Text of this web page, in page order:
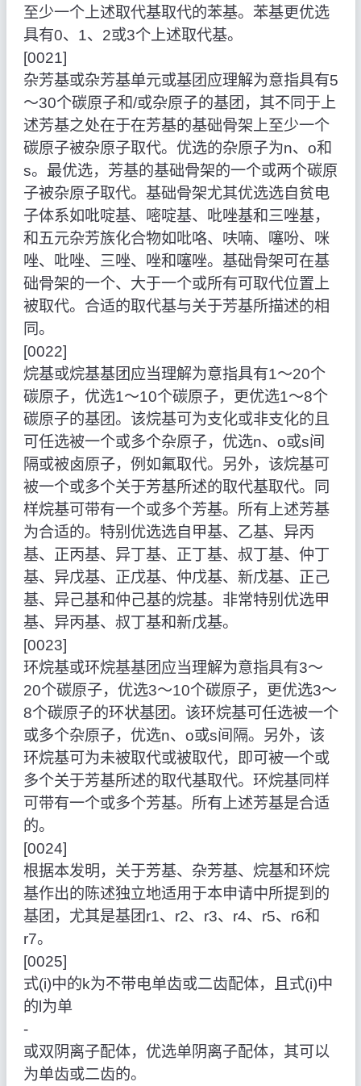
至少一个上述取代基取代的苯基。苯基更优选
具有0、1、2或3个上述取代基。
[0021]
杂芳基或杂芳基单元或基团应理解为意指具有5
～30个碳原子和/或杂原子的基团，其不同于上
述芳基之处在于在芳基的基础骨架上至少一个
碳原子被杂原子取代。优选的杂原子为n、o和
s。最优选，芳基的基础骨架的一个或两个碳原
子被杂原子取代。基础骨架尤其优选选自贫电
子体系如吡啶基、嘧啶基、吡唑基和三唑基，
和五元杂芳族化合物如吡咯、呋喃、噻吩、咪
唑、吡唑、三唑、唑和噻唑。基础骨架可在基
础骨架的一个、大于一个或所有可取代位置上
被取代。合适的取代基与关于芳基所描述的相
同。
[0022]
烷基或烷基基团应当理解为意指具有1～20个
碳原子，优选1～10个碳原子，更优选1～8个
碳原子的基团。该烷基可为支化或非支化的且
可任选被一个或多个杂原子，优选n、o或s间
隔或被卤原子，例如氟取代。另外，该烷基可
被一个或多个关于芳基所述的取代基取代。同
样烷基可带有一个或多个芳基。所有上述芳基
为合适的。特别优选选自甲基、乙基、异丙
基、正丙基、异丁基、正丁基、叔丁基、仲丁
基、异戊基、正戊基、仲戊基、新戊基、正己
基、异己基和仲己基的烷基。非常特别优选甲
基、异丙基、叔丁基和新戊基。
[0023]
环烷基或环烷基基团应当理解为意指具有3～
20个碳原子，优选3～10个碳原子，更优选3～
8个碳原子的环状基团。该环烷基可任选被一个
或多个杂原子，优选n、o或s间隔。另外，该
环烷基可为未被取代或被取代，即可被一个或
多个关于芳基所述的取代基取代。环烷基同样
可带有一个或多个芳基。所有上述芳基是合适
的。
[0024]
根据本发明，关于芳基、杂芳基、烷基和环烷
基作出的陈述独立地适用于本申请中所提到的
基团，尤其是基团r1、r2、r3、r4、r5、r6和
r7。
[0025]
式(i)中的k为不带电单齿或二齿配体，且式(i)中
的l为单
‑
或双阴离子配体，优选单阴离子配体，其可以
为单齿或二齿的。